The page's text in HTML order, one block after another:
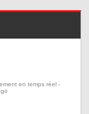
en temps réel -